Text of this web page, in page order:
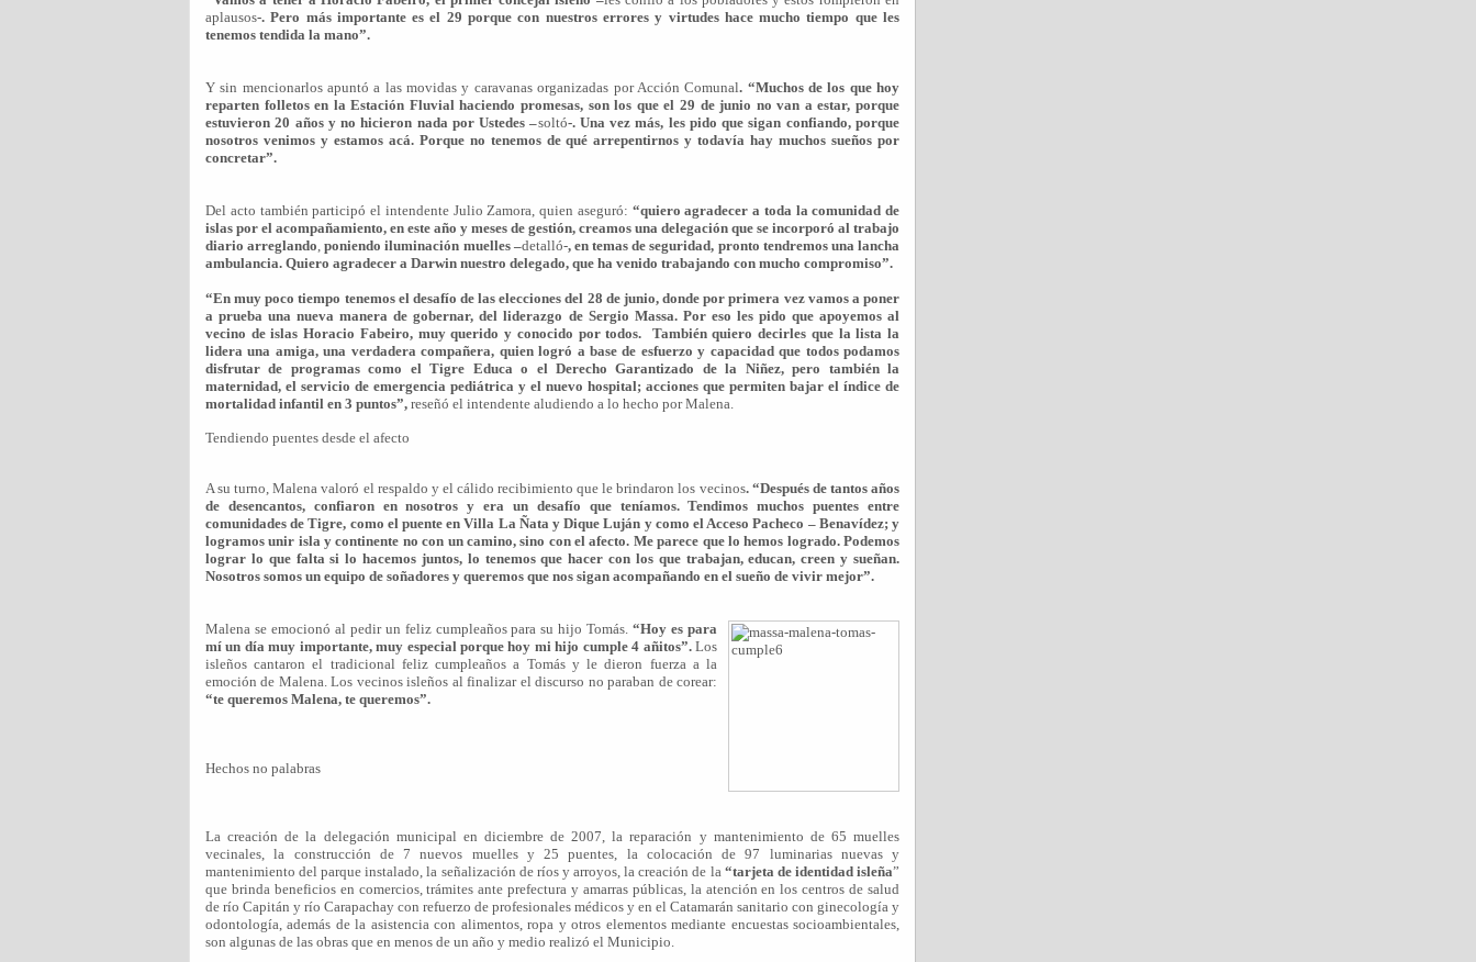
aplausos-. Pero más importante es el 29 porque con nuestros errores y virtudes hace mucho tiempo que les
tenemos tendida la mano”.
Y sin mencionarlos apuntó a las movidas y caravanas organizadas por Acción Comunal. “Muchos de los que hoy
reparten folletos en la Estación Fluvial haciendo promesas, son los que el 29 de junio no van a estar, porque
estuvieron 20 años y no hicieron nada por Ustedes –soltó-. Una vez más, les pido que sigan confiando, porque
nosotros venimos y estamos acá. Porque no tenemos de qué arrepentirnos y todavía hay muchos sueños por
concretar”.
Del acto también participó el intendente Julio Zamora, quien aseguró: “quiero agradecer a toda la comunidad de
islas por el acompañamiento, en este año y meses de gestión, creamos una delegación que se incorporó al trabajo
diario arreglando, poniendo iluminación muelles –detalló-, en temas de seguridad, pronto tendremos una lancha
ambulancia. Quiero agradecer a Darwin nuestro delegado, que ha venido trabajando con mucho compromiso”.
“En muy poco tiempo tenemos el desafío de las elecciones del 28 de junio, donde por primera vez vamos a poner
a prueba una nueva manera de gobernar, del liderazgo de Sergio Massa. Por eso les pido que apoyemos al
vecino de islas Horacio Fabeiro, muy querido y conocido por todos.
También quiero decirles que la lista la
lidera una amiga, una verdadera compañera, quien logró a base de esfuerzo y capacidad que todos podamos
disfrutar de programas como el Tigre Educa o el Derecho Garantizado de la Niñez, pero también la
maternidad, el servicio de emergencia pediátrica y el nuevo hospital; acciones que permiten bajar el índice de
mortalidad infantil en 3 puntos”, reseñó el intendente aludiendo a lo hecho por Malena.
Tendiendo puentes desde el afecto
A su turno, Malena valoró el respaldo y el cálido recibimiento que le brindaron los vecinos. “Después de tantos años
de desencantos, confiaron en nosotros y era un desafío que teníamos. Tendimos muchos puentes entre
comunidades de Tigre, como el puente en Villa La Ñata y Dique Luján y como el Acceso Pacheco – Benavídez; y
logramos unir isla y continente no con un camino, sino con el afecto. Me parece que lo hemos logrado. Podemos
lograr lo que falta si lo hacemos juntos, lo tenemos que hacer con los que trabajan, educan, creen y sueñan.
Nosotros somos un equipo de soñadores y queremos que nos sigan acompañando en el sueño de vivir mejor”.
Malena se emocionó al pedir un feliz cumpleaños para su hijo Tomás.“Hoy es para
mí un día muy importante, muy especial porque hoy mi hijo cumple 4 añitos”.Los
isleños cantaron el tradicional feliz cumpleaños a Tomás y le dieron fuerza a la
emoción de Malena. Los vecinos isleños al finalizar el discurso no paraban de corear:
“te queremos Malena, te queremos”.
Hechos no palabras
La creación de la delegación municipal en diciembre de 2007, la reparación y mantenimiento de 65 muelles
vecinales, la construcción de 7 nuevos muelles y 25 puentes, la colocación de 97 luminarias nuevas y
mantenimiento del parque instalado, la señalización de ríos y arroyos, la creación de la “tarjeta de identidad isleña”
que brinda beneficios en comercios, trámites ante prefectura y amarras públicas, la atención en los centros de salud
de río Capitán y río Carapachay con refuerzo de profesionales médicos y en el Catamarán sanitario con ginecología y
odontología, además de la asistencia con alimentos, ropa y otros elementos mediante encuestas socioambientales,
son algunas de las obras que en menos de un año y medio realizó el Municipio.